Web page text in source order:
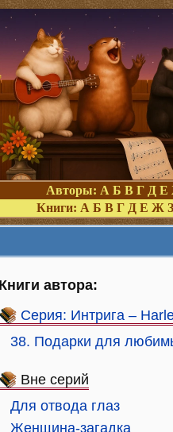
Авторы: А Б В Г Д Е
Книги: А Б В Г Д Е Ж З
Книги автора:
Серия: Интрига –
38. Подарки для
Вне серий
Для отвода глаз
Женщина-загадка